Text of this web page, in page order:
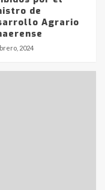
de
Agrario
2024
accidente
falleció un
en
hasta Axion